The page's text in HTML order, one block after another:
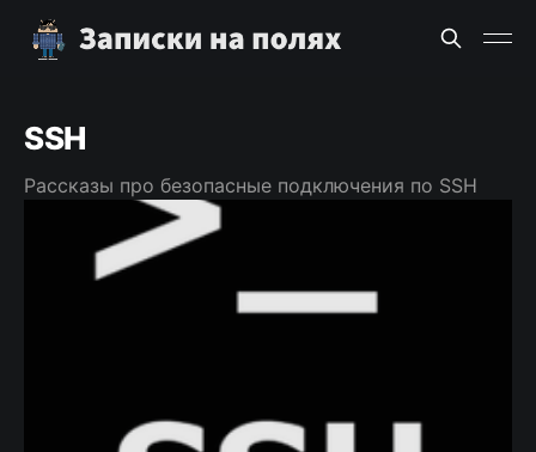
SSH
Рассказы про безопасные подключения по SSH